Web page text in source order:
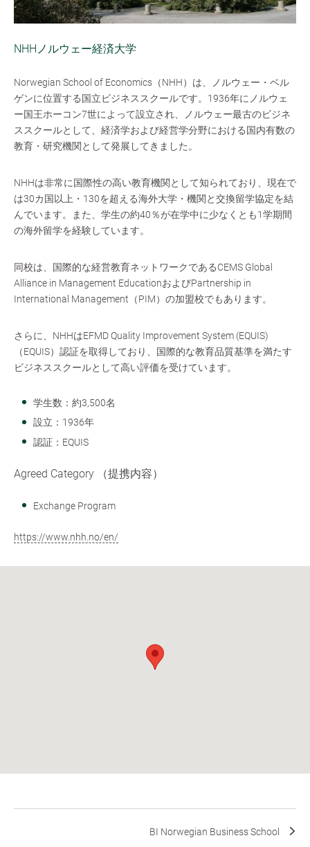
NHHノルウェー経済大学
Norwegian School of Economics（NHH）は、ノルウェー・ベル
ゲンに位置する国立ビジネススクールです。1936年にノルウェ
ー国王ホーコン7世によって設立され、ノルウェー最古のビジネ
ススクールとして、経済学および経営学分野における国内有数の
教育・研究機関として発展してきました。
NHHは非常に国際性の高い教育機関として知られており、現在で
は30カ国以上・130を超える海外大学・機関と交換留学協定を結
んでいます。また、学生の約40％が在学中に少なくとも1学期間
の海外留学を経験しています。
同校は、国際的な経営教育ネットワークであるCEMS Global
Alliance in Management EducationおよびPartnership in
International Management（PIM）の加盟校でもあります。
さらに、NHHはEFMD Quality Improvement System (EQUIS)
（EQUIS）認証を取得しており、国際的な教育品質基準を満たす
ビジネススクールとして高い評価を受けています。
学生数：約3,500名
設立：1936年
認証：EQUIS
Agreed Category （提携内容）
Exchange Program
https://www.nhh.no/en/
BI Norwegian Business School